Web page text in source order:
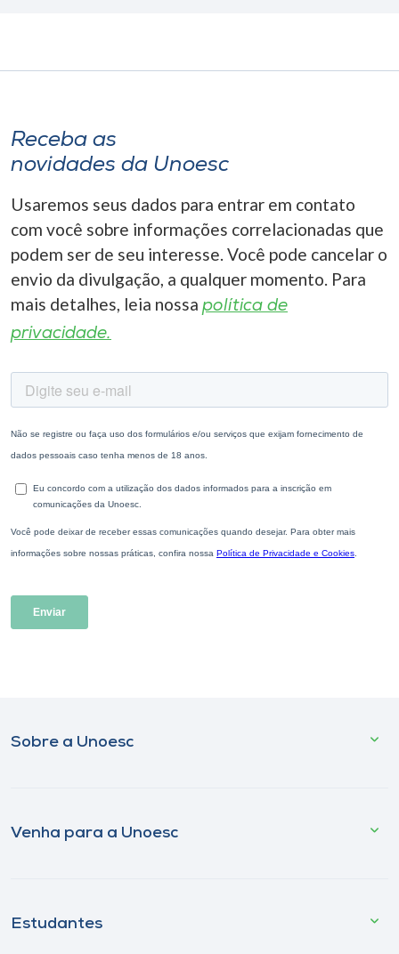
Receba as
novidades da Unoesc
Usaremos seus dados para entrar em contato
com você sobre informações correlacionadas que
podem ser de seu interesse. Você pode cancelar o
envio da divulgação, a qualquer momento. Para
mais detalhes, leia nossa política de
privacidade.
Sobre a Unoesc
Venha para a Unoesc
Estudantes